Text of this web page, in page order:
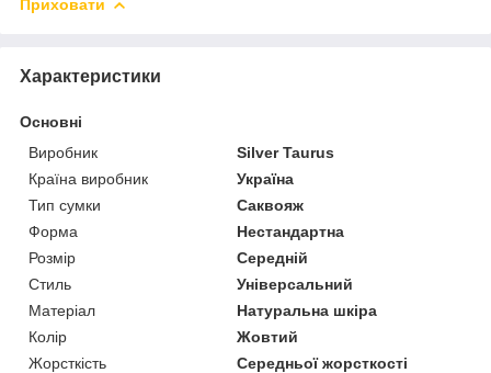
Приховати
Характеристики
Основні
Виробник
Silver Taurus
Країна виробник
Україна
Тип сумки
Саквояж
Форма
Нестандартна
Розмір
Середній
Стиль
Універсальний
Матеріал
Натуральна шкіра
Колір
Жовтий
Жорсткість
Середньої жорсткості